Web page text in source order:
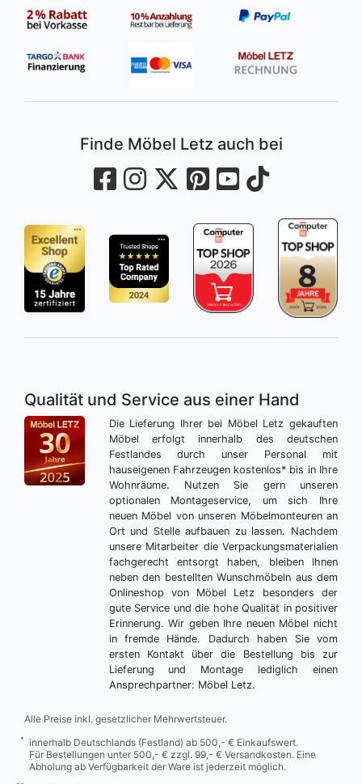
Finde Möbel Letz auch bei
Qualität und Service aus einer Hand
Die Lieferung Ihrer bei Möbel Letz gekauften
Möbel erfolgt innerhalb des deutschen
Festlandes durch unser Personal mit
hauseigenen Fahrzeugen kostenlos* bis in Ihre
Wohnräume. Nutzen Sie gern unseren
optionalen Montageservice, um sich Ihre
neuen Möbel von unseren Möbelmonteuren an
Ort und Stelle aufbauen zu lassen. Nachdem
unsere Mitarbeiter die Verpackungsmaterialien
fachgerecht entsorgt haben, bleiben Ihnen
neben den bestellten Wunschmöbeln aus dem
Onlineshop von Möbel Letz besonders der
gute Service und die hohe Qualität in positiver
Erinnerung. Wir geben Ihre neuen Möbel nicht
in fremde Hände. Dadurch haben Sie vom
ersten Kontakt über die Bestellung bis zur
Lieferung und Montage lediglich einen
Ansprechpartner: Möbel Letz.
Alle Preise inkl. gesetzlicher Mehrwertsteuer.
*
innerhalb Deutschlands (Festland) ab 500,- € Einkaufswert.
Für Bestellungen unter 500,- € zzgl. 99,- € Versandkosten. Eine
Abholung ab Verfügbarkeit der Ware ist jederzeit möglich.